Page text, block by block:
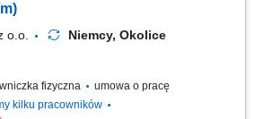
o.o.
Niemcy, Okolice
fizyczna
umowa o pracę
kilku pracowników